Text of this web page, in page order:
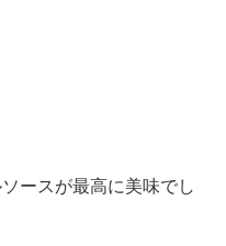
ースが最高に美味でし